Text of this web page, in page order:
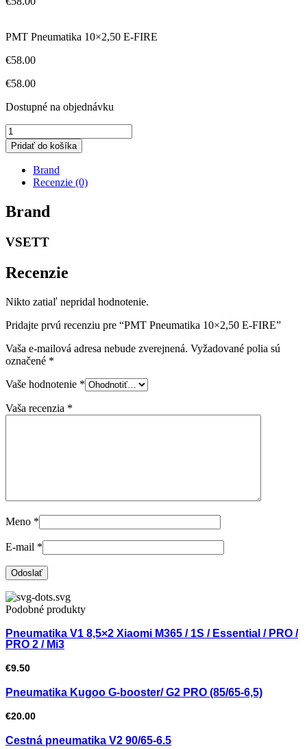
PMT Pneumatika 10×2,50 E-FIRE
€58.00
€58.00
Dostupné na objednávku
množstvo
PMT
Pneumatika
10x2,50
Pridať do košíka
Brand
Recenzie (0)
Brand
VSETT
Recenzie
Nikto zatiaľ nepridal hodnotenie.
Pridajte prvú recenziu pre “PMT Pneumatika 10×2,50 E-FIRE”
Vaša e-mailová adresa nebude zverejnená. Vyžadované polia sú
označené *
Vaše hodnotenie *
Vaša recenzia *
Meno *
E-mail *
Podobné produkty
Pneumatika V1 8,5×2 Xiaomi M365 / 1S / Essential / PRO /
PRO 2 / Mi3
€9.50
Pneumatika Kugoo G-booster/ G2 PRO (85/65-6,5)
€20.00
Cestná pneumatika V2 90/65-6.5